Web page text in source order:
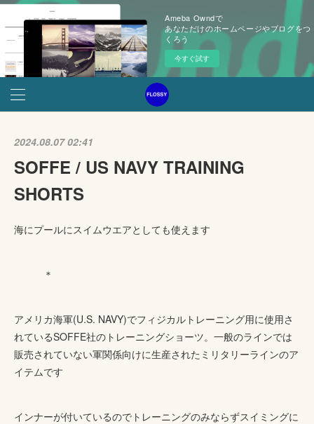
Ameba Owndで
あなただけのホームページやブログをつ
くろう
今すぐ試す
2024.08.07 02:41
SOFFE / US NAVY TRAINING
SHORTS
海にプールにスイムウエアとしても使えます
＊
アメリカ海軍(U.S. NAVY)でフィジカルトレーニング用に使用さ
れているSOFFE社のトレーニングショーツ。一般のラインでは
販売されていない軍関係向けに生産されたミリタリーラインのア
イテムです
インナーが付いているのでトレーニングのみならずスイミングに